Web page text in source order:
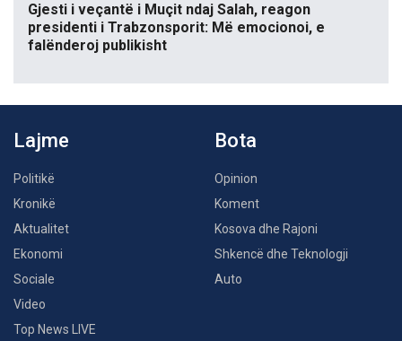
Gjesti i veçantë i Muçit ndaj Salah, reagon
presidenti i Trabzonsporit: Më emocionoi, e
falënderoj publikisht
Lajme
Politikë
Kronikë
Aktualitet
Ekonomi
Sociale
Video
Top News LIVE
Bota
Opinion
Koment
Kosova dhe Rajoni
Shkencë dhe Teknologji
Auto